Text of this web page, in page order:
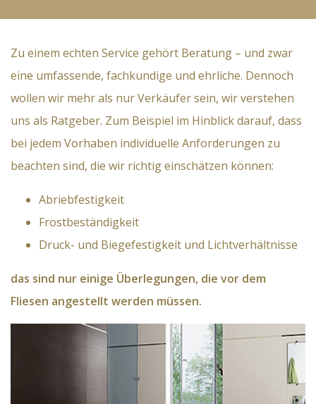
Zu einem echten Service gehört Beratung – und zwar
eine umfassende, fachkundige und ehrliche. Dennoch
wollen wir mehr als nur Verkäufer sein, wir verstehen
uns als Ratgeber. Zum Beispiel im Hinblick darauf, dass
bei jedem Vorhaben individuelle Anforderungen zu
beachten sind, die wir richtig einschätzen können:
Abriebfestigkeit
Frostbeständigkeit
Druck- und Biegefestigkeit und Lichtverhältnisse
das sind nur einige Überlegungen, die vor dem
Fliesen angestellt werden müssen.